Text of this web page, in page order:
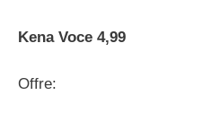
Kena Voce 4,99
Offre: